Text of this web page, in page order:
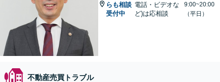
らも相談
受付中
電話・ビデオな
ど)は応相談
9:00~20:00
（平日）
不動産売買トラブル